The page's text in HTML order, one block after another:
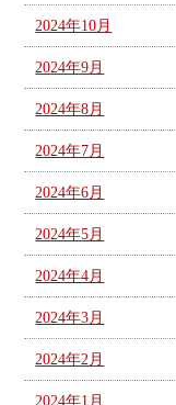
2024年10月
2024年9月
2024年8月
2024年7月
2024年6月
2024年5月
2024年4月
2024年3月
2024年2月
2024年1月